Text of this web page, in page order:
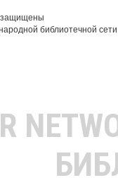
библиотечной